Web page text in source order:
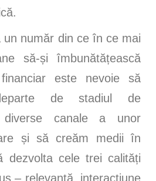
un număr din ce în ce mai
să-și îmbunătățească
financiar este nevoie să
de stadiul de
diverse canale a unor
și să creăm medii în
dezvolta cele trei calități
– relevanță, interacțiune